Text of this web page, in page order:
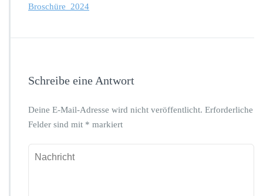
Broschüre_2024
Schreibe eine Antwort
Deine E-Mail-Adresse wird nicht veröffentlicht. Erforderliche
Felder sind mit * markiert